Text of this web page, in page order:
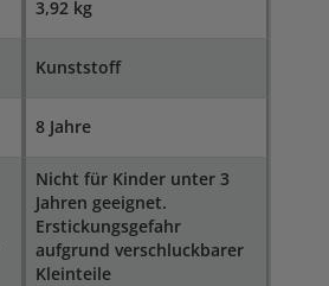
3,92 kg
Kunststoff
8 Jahre
Nicht für Kinder unter 3
Jahren geeignet.
Erstickungsgefahr
aufgrund verschluckbarer
Kleinteile